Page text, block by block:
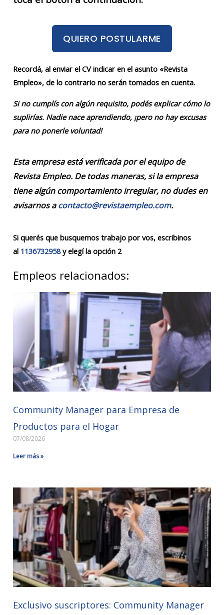
QUIERO POSTULARME
Recordá, al enviar el CV indicar en el asunto «Revista
Empleo», de lo contrario no serán tomados en cuenta.
Si no cumplís con algún requisito, podés explicar cómo lo
suplirías. Nadie nace aprendiendo, ¡pero no hay excusas
para no ponerle voluntad!
Esta empresa está verificada por el equipo de
Revista Empleo. De todas maneras, si la empresa
tiene algún comportamiento irregular, no dudes en
avisarnos acontacto@revistaempleo.com.
Si querés que busquemos trabajo por vos, escribinos
al 1136732958y elegí la opción 2
Empleos relacionados:
Community Manager para Empresa de
Productos para el Hogar
07/08/2026
Leer más »
Exclusivo suscriptores: Community Manager